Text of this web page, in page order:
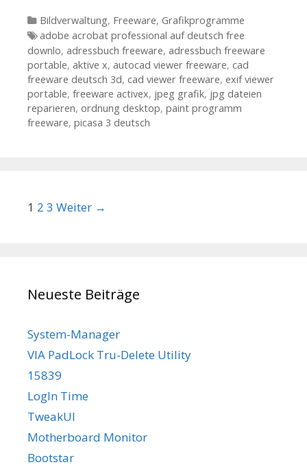
Kategorien
Bildverwaltung, Freeware, Grafikprogramme
Tags
adobe acrobat professional auf deutsch free
downlo, adressbuch freeware, adressbuch freeware
portable, aktive x, autocad viewer freeware, cad
freeware deutsch 3d, cad viewer freeware, exif viewer
portable, freeware activex, jpeg grafik, jpg dateien
reparieren, ordnung desktop, paint programm
freeware, picasa 3 deutsch
Beitrags-Navigation
1 2 3 Weiter →
Neueste Beiträge
System-Manager
VIA PadLock Tru-Delete Utility
15839
LogIn Time
TweakUI
Motherboard Monitor
Bootstar